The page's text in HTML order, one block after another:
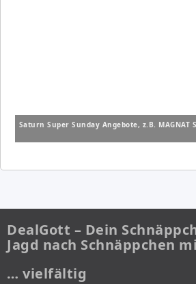
Saturn Super Sunday Angebote, z.B. MAGNAT
DealGott – Dein
Jagd nach Schnäppchen
… vielfältig